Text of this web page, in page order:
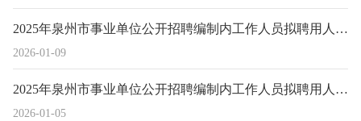
2026-01-09
2025年泉州市事业单位公开招聘编制内工作人员拟聘用人员公示（十七）
2026-01-05
2025年泉州市事业单位公开招聘编制内工作人员拟聘用人员公示（十六）